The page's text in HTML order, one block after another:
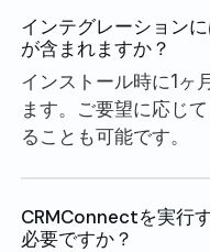
インテグレーション
が含まれますか？
インストール時に1ヶ
ます。ご要望に応じ
ることも可能です。
CRMConnectを実行
必要ですか？